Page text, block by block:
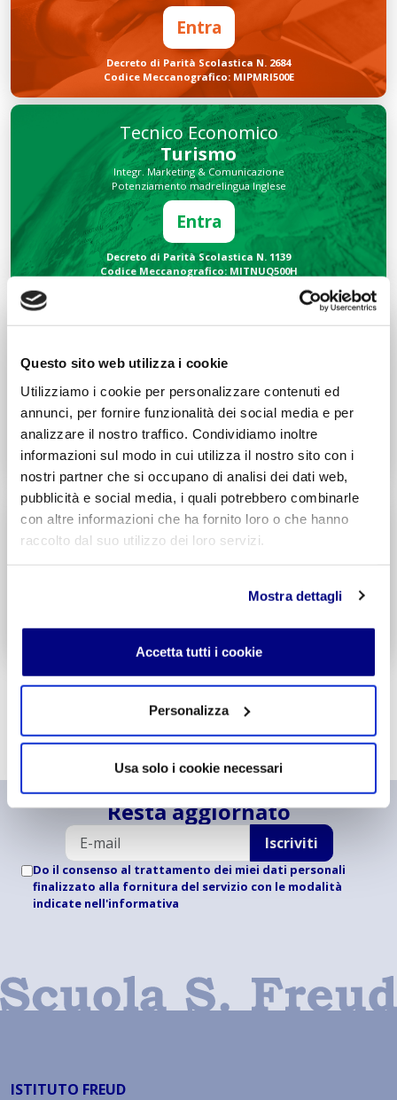
Questo sito web utilizza i cookie
Utilizziamo i cookie per personalizzare contenuti ed
annunci, per fornire funzionalità dei social media e per
analizzare il nostro traffico. Condividiamo inoltre
informazioni sul modo in cui utilizza il nostro sito con i
nostri partner che si occupano di analisi dei dati web,
pubblicità e social media, i quali potrebbero combinarle
con altre informazioni che ha fornito loro o che hanno
raccolto dal suo utilizzo dei loro servizi.
Mostra dettagli
Accetta tutti i cookie
Personalizza
Usa solo i cookie necessari
Entra
Decreto di Parità Scolastica N. 2684
Codice Meccanografico: MIPMRI500E
Tecnico Economico
Turismo
Integr. Marketing & Comunicazione
Potenziamento madrelingua Inglese
Entra
Decreto di Parità Scolastica N. 1139
Codice Meccanografico: MITNUQ500H
Tecnico Tecnologico
Integr. Intelligenza artificiale & Robotica
Entra
Decreto di Parità Scolastica N. 338
Codice Meccanografico: MITF005006
LiceoScientifico
Integr. Informatica & Economia
Resta aggiornato
Iscriviti
Do il consenso al trattamento dei miei dati personali
finalizzato alla fornitura del servizio con le modalità
indicate nell'informativa
ISTITUTO FREUD